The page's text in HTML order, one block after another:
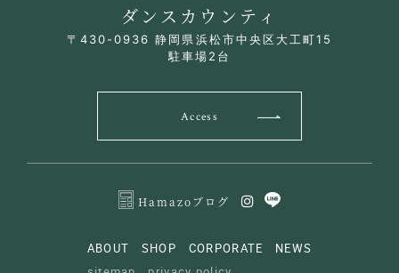
ダンスカウンティ
〒430-0936 静岡県浜松市中央区大工町15
駐車場2台
Access
Hamazoブログ
ABOUT SHOP CORPORATE
NEWS